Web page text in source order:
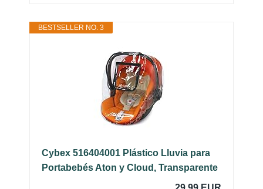
BESTSELLER NO. 3
Cybex 516404001 Plástico Lluvia para
Portabebés Aton y Cloud, Transparente